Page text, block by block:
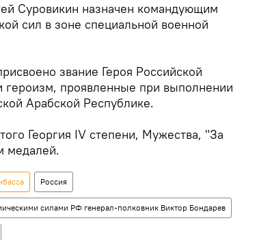
Суровикин назначен командующим
сил в зоне специальной военной
звание Героя Российской
проявленные при выполнении
Арабской Республике.
Георгия IV степени, Мужества, "За
медалей.
Россия
силами РФ генерал-полковник Виктор Бондарев